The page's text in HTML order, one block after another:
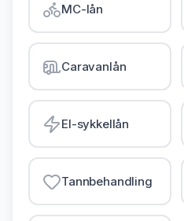
MC-lån
Caravanlån
El-sykkellån
Tannbehandling